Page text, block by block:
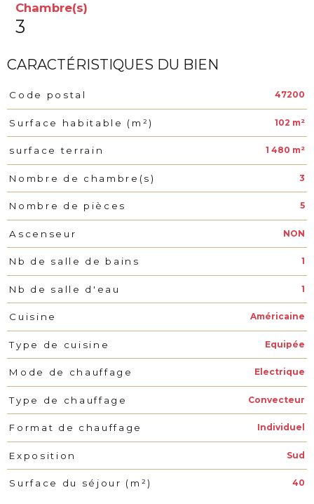
Chambre(s)
3
CARACTÉRISTIQUES DU BIEN
Caractéristiques Valeurs
Code postal 47200
Surface habitable (m²) 102 m²
surface terrain 1 480 m²
Nombre de chambre(s) 3
Nombre de pièces 5
Ascenseur NON
Nb de salle de bains 1
Nb de salle d'eau 1
Cuisine Américaine
Type de cuisine Equipée
Mode de chauffage Electrique
Type de chauffage Convecteur
Format de chauffage Individuel
Exposition Sud
Surface du séjour (m²) 40